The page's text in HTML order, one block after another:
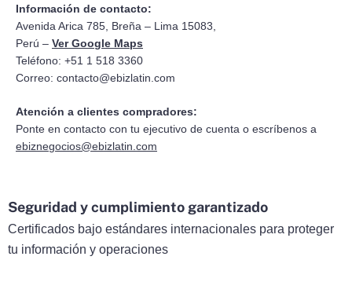
Información de contacto:
Avenida Arica 785, Breña – Lima 15083,
Perú – Ver Google Maps
Teléfono: +51 1 518 3360
Correo: contacto@ebizlatin.com
Atención a clientes compradores:
Ponte en contacto con tu ejecutivo de cuenta o escríbenos a
ebiznegocios@ebizlatin.com
Seguridad y cumplimiento garantizado
Certificados bajo estándares internacionales para proteger
tu información y operaciones